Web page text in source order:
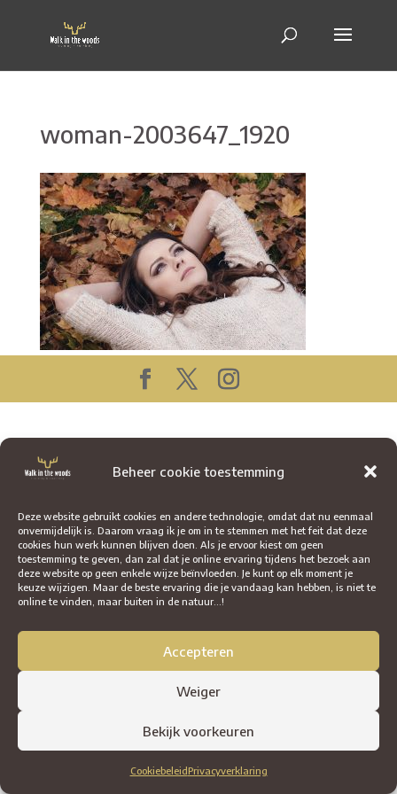
Beheer cookie toestemming
Deze website gebruikt cookies en andere technologie, omdat dat nu eenmaal
onvermijdelijk is. Daarom vraag ik je om in te stemmen met het feit dat deze
cookies hun werk kunnen blijven doen. Als je ervoor kiest om geen
toestemming te geven, dan zal dat je online ervaring tijdens het bezoek aan
deze website op geen enkele wijze beïnvloeden. Je kunt op elk moment je
keuze wijzigen. Maar de beste ervaring die je vandaag kan hebben, is niet te
online te vinden, maar buiten in de natuur...!
Accepteren
Weiger
Bekijk voorkeuren
CookiebeleidPrivacyverklaring
woman-2003647_1920